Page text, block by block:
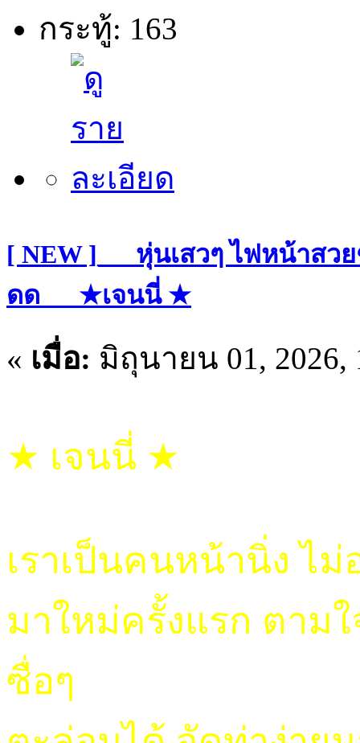
กระทู้: 163
[ NEW ]___หุ่นเสวๆ ไฟหน้าสว
ดด___★เจนนี่ ★
« เมื่อ: มิถุนายน 01, 2026,
★ เจนนี่ ★
เราเป็นคนหน้านิ่ง ไม่
มาใหม่ครั้งแรก ตาม
ซื่อๆ